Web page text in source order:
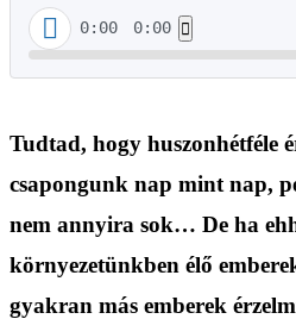
0:00 0:00
Tudtad, hogy huszonhétféle
csapongunk nap mint nap,
nem annyira sok… De ha
környezetünkben élő
gyakran más emberek